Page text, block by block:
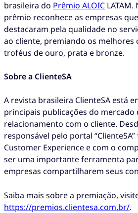
brasileira do Prêmio ALOIC LATAM.
prêmio reconhece as empresas
destacaram pela qualidade no
ao cliente, premiando os melhores
troféus de ouro, prata e bronze.
Sobre a ClienteSA
A revista brasileira ClienteSA está
principais publicações do mercado
relacionamento com o cliente.
responsável pelo portal
Customer Experience e com o
ser uma importante ferramenta
empresas compartilharem seus
Saiba mais sobre a premiação,
https://premios.clientesa.com.br/.